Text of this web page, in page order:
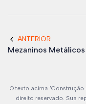
ANTERIOR
Mezaninos Metálicos
O texto acima
direito reservado. Sua